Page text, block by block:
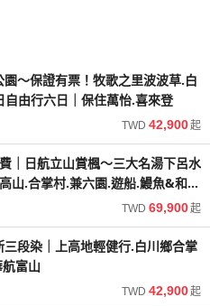
～保證有票！牧歌之里波波草.白
由行六日｜保住萬怡.喜來登
TWD 42,900起
｜日航立山賞楓～三大名湯下呂水
山.合掌村.兼六園.遊船.鰻魚&和牛
TWD 69,900起
段染｜上高地輕健行.白川鄉合掌
富山
TWD 42,900起